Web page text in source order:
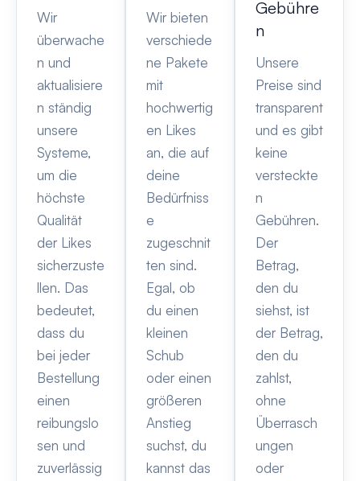
Wir
überwache
n und
aktualisiere
n ständig
unsere
Systeme,
um die
höchste
Qualität
der Likes
sicherzuste
llen. Das
bedeutet,
dass du
bei jeder
Bestellung
einen
reibungslo
sen und
zuverlässig
Wir bieten
verschiede
ne Pakete
mit
hochwertig
en Likes
an, die auf
deine
Bedürfniss
e
zugeschnit
ten sind.
Egal, ob
du einen
kleinen
Schub
oder einen
größeren
Anstieg
suchst, du
kannst das
Gebühre
n
Unsere
Preise sind
transparent
und es gibt
keine
versteckte
n
Gebühren.
Der
Betrag,
den du
siehst, ist
der Betrag,
den du
zahlst,
ohne
Überrasch
ungen
oder